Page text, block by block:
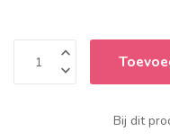
Bij dit